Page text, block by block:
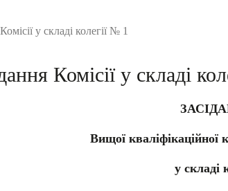
у складі колегії № 1
Комісії у складі
Вищої кваліфікаційної
у складі